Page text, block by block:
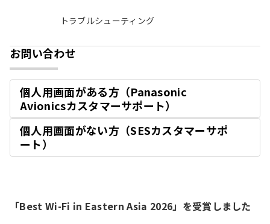
トラブルシューティング
お問い合わせ
個人用画面がある方（Panasonic
Avionicsカスタマーサポート）
く
個人用画面がない方（SESカスタマーサポ
ート）
く
「Best Wi-Fi in Eastern Asia 2026」を受賞しました